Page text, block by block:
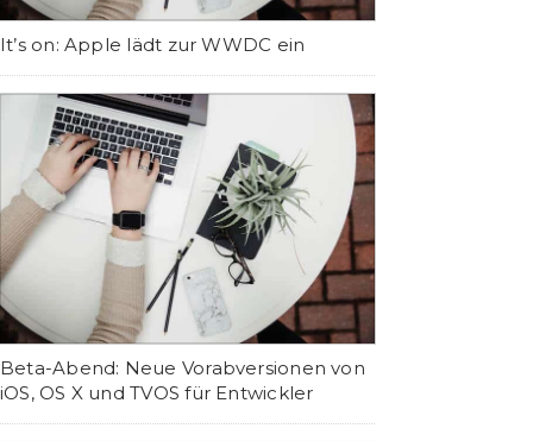
It’s on: Apple lädt zur WWDC ein
Beta-Abend: Neue Vorabversionen von
iOS, OS X und TVOS für Entwickler